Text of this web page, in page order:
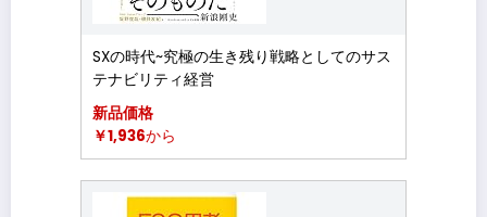
SXの時代~究極の生き残り戦略としてのサス
テナビリティ経営
新品価格
￥1,936から